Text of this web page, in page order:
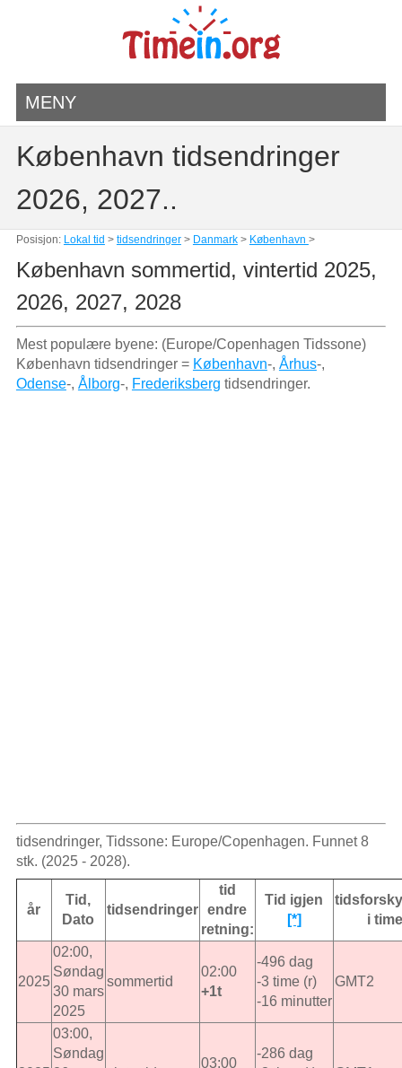
MENY
København tidsendringer
2026, 2027..
Posisjon: Lokal tid > tidsendringer> Danmark> København >
København sommertid, vintertid 2025,
2026, 2027, 2028
Mest populære byene: (Europe/Copenhagen Tidssone)
København tidsendringer = København-, Århus-,
Odense-, Ålborg-, Frederiksberg tidsendringer.
tidsendringer, Tidssone: Europe/Copenhagen. Funnet 8
stk. (2025 - 2028).
år
Tid,
Dato
tidsendringer
tid
endre
retning:
Tid igjen
[*]
i
2025
02:00,
Søndag
30 mars
2025
sommertid
02:00
+1t
-496 dag
-3 time (r)
-16 minutter
GMT2
03:00,
Søndag
03:00
-286 dag